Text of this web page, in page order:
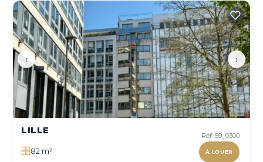
‹ ›
Réf. 59_0300
À LOUER
LILLE
82 m²